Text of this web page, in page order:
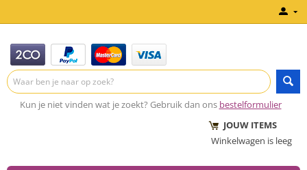
Kun je niet vinden wat je zoekt? Gebruik dan ons bestelformulier
JOUW ITEMS
Winkelwagen is leeg